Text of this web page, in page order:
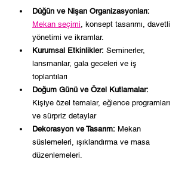
Düğün ve Nişan Organizasyonları:
Mekan seçimi, konsept tasarımı, davetli
yönetimi ve ikramlar.
Kurumsal Etkinlikler: Seminerler,
lansmanlar, gala geceleri ve iş
toplantıları
Doğum Günü ve Özel Kutlamalar:
Kişiye özel temalar, eğlence programları
ve sürpriz detaylar
Dekorasyon ve Tasarım: Mekan
süslemeleri, ışıklandırma ve masa
düzenlemeleri.